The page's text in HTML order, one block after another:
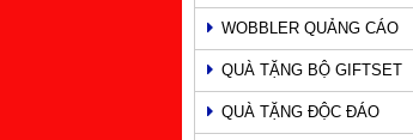
WOBBLER QUẢNG CÁO
QUÀ TẶNG BỘ GIFTSET
QUÀ TẶNG ĐỘC ĐÁO